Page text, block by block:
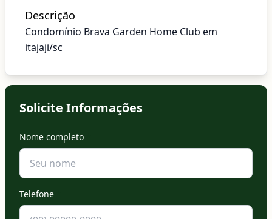
Descrição
Condomínio Brava Garden Home Club em
itajaji/sc
Solicite Informações
Nome completo
Telefone